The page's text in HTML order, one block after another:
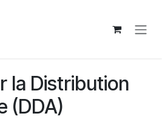
la Distribution
(DDA)